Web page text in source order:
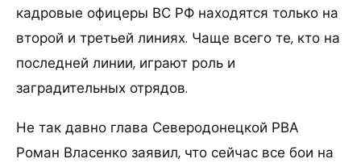
кадровые офицеры ВС РФ находятся только на
второй и третьей линиях. Чаще всего те, кто на
последней линии, играют роль и
заградительных отрядов.
Не так давно глава Северодонецкой РВА
Роман Власенко заявил, что сейчас все бои на